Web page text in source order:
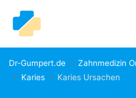
Dr-Gumpert.de Zahnmedizin
Karies
Karies Ursachen